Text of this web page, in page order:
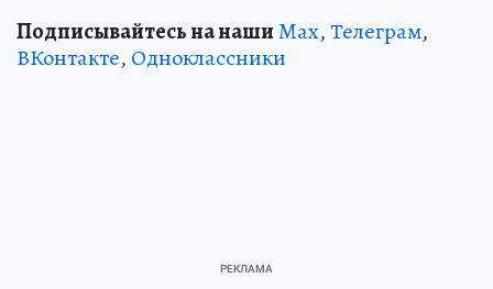
Подписывайтесь на нашиMax,Телеграм,
ВКонтакте, Одноклассники